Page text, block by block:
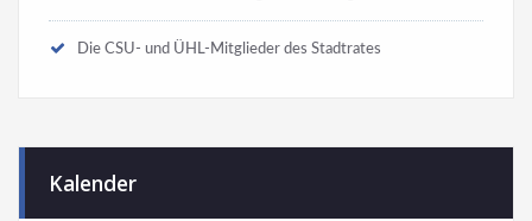
Die CSU- und ÜHL-Mitglieder des Stadtrates
Kalender